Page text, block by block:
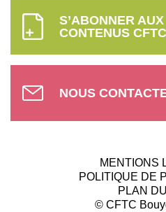
S’ABONNER
CONTENUS CFTC
NOUS
MENTIONS
POLITIQUE DE
PLAN
© CFTC